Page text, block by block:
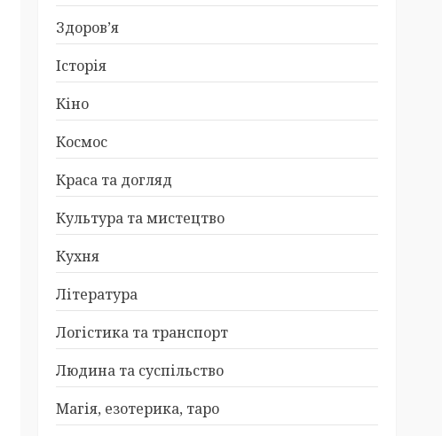
Здоров’я
Історія
Кіно
Космос
Краса та догляд
Культура та мистецтво
Кухня
Література
Логістика та транспорт
Людина та суспільство
Магія, езотерика, таро